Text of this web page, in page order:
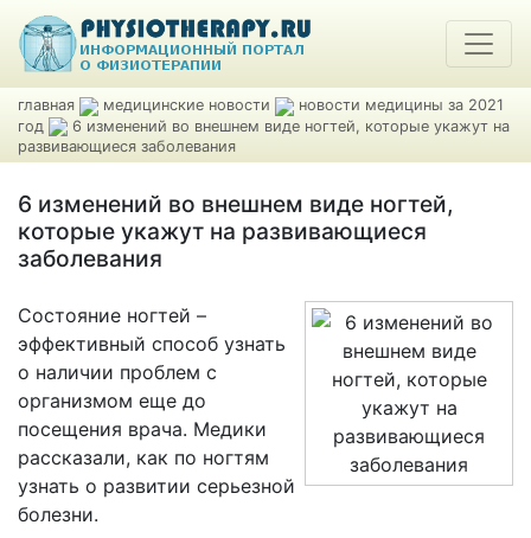
главная медицинские новости
новости медицины за 2021
год
6 изменений во внешнем виде ногтей, которые укажут на
развивающиеся заболевания
6 изменений во внешнем виде ногтей,
которые укажут на развивающиеся
заболевания
Состояние ногтей –
эффективный способ узнать
о наличии проблем с
организмом еще до
посещения врача. Медики
рассказали, как по ногтям
узнать о развитии серьезной
болезни.